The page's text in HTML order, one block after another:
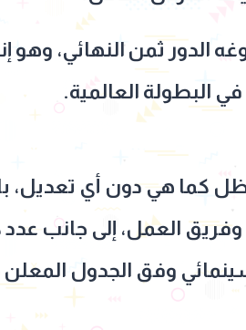
الدور ثمن النهائي، وهو
البطولة العالمية.
كما هي دون أي تعديل،
وفريق العمل، إلى جانب
وفق الجدول